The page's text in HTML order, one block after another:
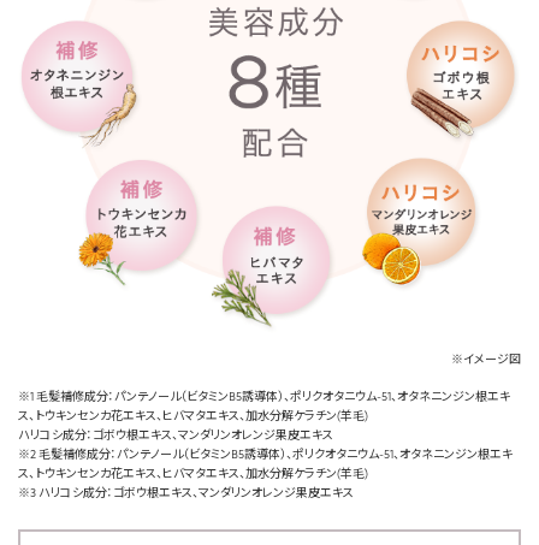
※イメージ図
※1 毛髪補修成分：パンテノール（ビタミンB5誘導体）、ポリクオタニウム-51、オタネニンジン根エキ
ス、トウキンセンカ花エキス、ヒバマタエキス、加水分解ケラチン(羊毛)
ハリコシ成分：ゴボウ根エキス、マンダリンオレンジ果皮エキス
※2 毛髪補修成分：パンテノール（ビタミンB5誘導体）、ポリクオタニウム-51、オタネニンジン根エキ
ス、トウキンセンカ花エキス、ヒバマタエキス、加水分解ケラチン(羊毛)
※3 ハリコシ成分：ゴボウ根エキス、マンダリンオレンジ果皮エキス